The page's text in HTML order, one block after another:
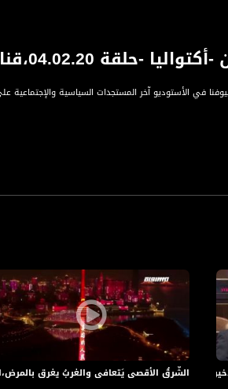
مساواة
في الأستوديو آخر المستجدات السياسية والإجتماعية
المتداولة على الساحة العامة للنقاش والتحليل.
السياسي، الإجتماعي والمجالات الإنسانية، في
الشّرقُ الأقصى يَتعافى والغربُ يغرق
نحن ذاهبون الى انتخابات